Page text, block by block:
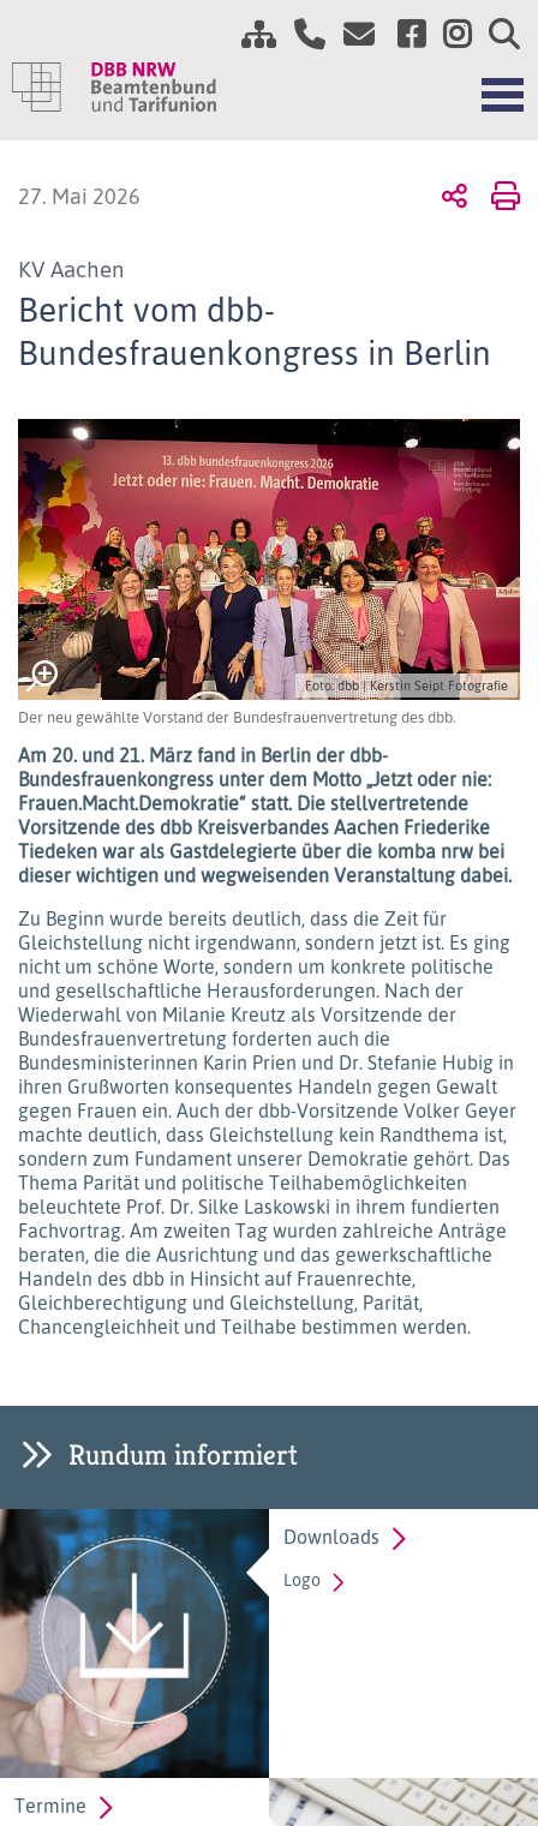
KV Aachen
Bericht vom dbb-
Bundesfrauenkongress in Berlin
Foto: dbb | Kerstin Seipt Fotografie
Der neu gewählte Vorstand der Bundesfrauenvertretung des dbb.
27. Mai 2026
Am 20. und 21. März fand in Berlin der dbb-
Bundesfrauenkongress unter dem Motto „Jetzt oder nie:
Frauen.Macht.Demokratie“ statt. Die stellvertretende
Vorsitzende des dbb Kreisverbandes Aachen Friederike
Tiedeken war als Gastdelegierte über die komba nrw bei
dieser wichtigen und wegweisenden Veranstaltung dabei.
Zu Beginn wurde bereits deutlich, dass die Zeit für
Gleichstellung nicht irgendwann, sondern jetzt ist. Es ging
nicht um schöne Worte, sondern um konkrete politische
und gesellschaftliche Herausforderungen. Nach der
Wiederwahl von Milanie Kreutz als Vorsitzende der
Bundesfrauenvertretung forderten auch die
Bundesministerinnen Karin Prien und Dr. Stefanie Hubig in
ihren Grußworten konsequentes Handeln gegen Gewalt
gegen Frauen ein. Auch der dbb-Vorsitzende Volker Geyer
machte deutlich, dass Gleichstellung kein Randthema ist,
sondern zum Fundament unserer Demokratie gehört. Das
Thema Parität und politische Teilhabemöglichkeiten
beleuchtete Prof. Dr. Silke Laskowski in ihrem fundierten
Fachvortrag. Am zweiten Tag wurden zahlreiche Anträge
beraten, die die Ausrichtung und das gewerkschaftliche
Handeln des dbb in Hinsicht auf Frauenrechte,
Gleichberechtigung und Gleichstellung, Parität,
Chancengleichheit und Teilhabe bestimmen werden.
Rundum informiert
Downloads
Logo
Termine